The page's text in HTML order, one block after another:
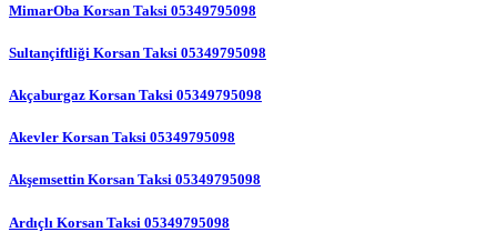
MimarOba Korsan Taksi 05349795098
Sultançiftliği Korsan Taksi 05349795098
Akçaburgaz Korsan Taksi 05349795098
Akevler Korsan Taksi 05349795098
Akşemsettin Korsan Taksi 05349795098
Ardıçlı Korsan Taksi 05349795098